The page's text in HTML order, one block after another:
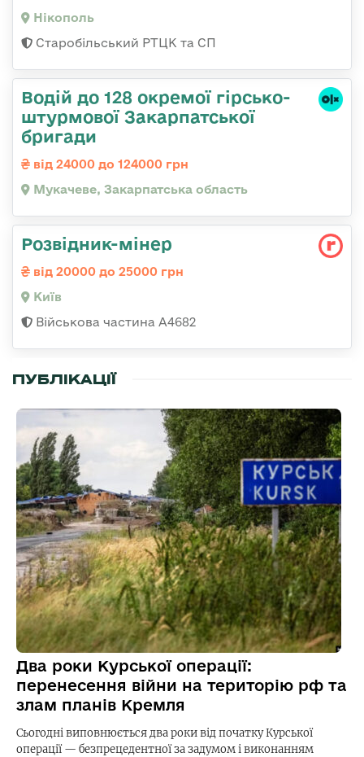
Нікополь
Старобільський РТЦК та СП
Водій до 128 окремої гірсько-
штурмової Закарпатської
бригади
від 24000 до 124000 грн
Мукачеве, Закарпатська область
Розвідник-мінер
від 20000 до 25000 грн
Київ
Військова частина А4682
ПУБЛІКАЦІЇ
Два роки Курської операції:
перенесення війни на територію рф та
злам планів Кремля
Сьогодні виповнюється два роки від початку Курської
операції — безпрецедентної за задумом і виконанням